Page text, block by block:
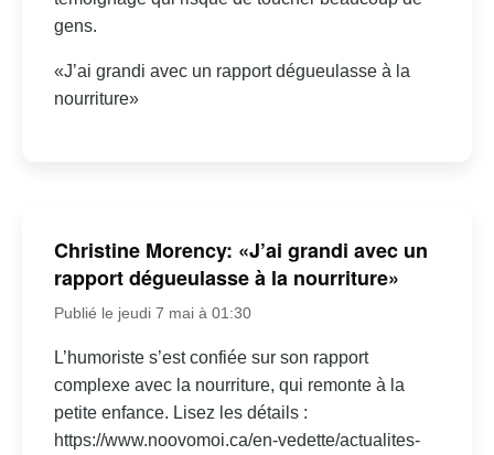
gens.
«J’ai grandi avec un rapport dégueulasse à la
nourriture»
Christine Morency: «J’ai grandi avec un
rapport dégueulasse à la nourriture»
Publié le jeudi 7 mai à 01:30
L’humoriste s’est confiée sur son rapport
complexe avec la nourriture, qui remonte à la
petite enfance. Lisez les détails :
https://www.noovomoi.ca/en-vedette/actualites-